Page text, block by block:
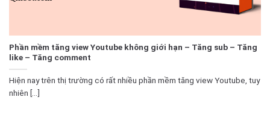
Phần mềm tăng view Youtube không giới hạn – Tăng sub – Tăng
like – Tăng comment
Hiện nay trên thị trường có rất nhiều phần mềm tăng view Youtube, tuy
nhiên [...]